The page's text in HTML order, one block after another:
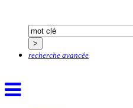
recherche avancée
Busquet Gérard
Cagnat René
Calonne Marc-Antoine
Calvez Tangi